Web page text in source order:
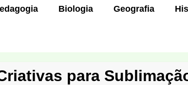
Biologia Geografia
para